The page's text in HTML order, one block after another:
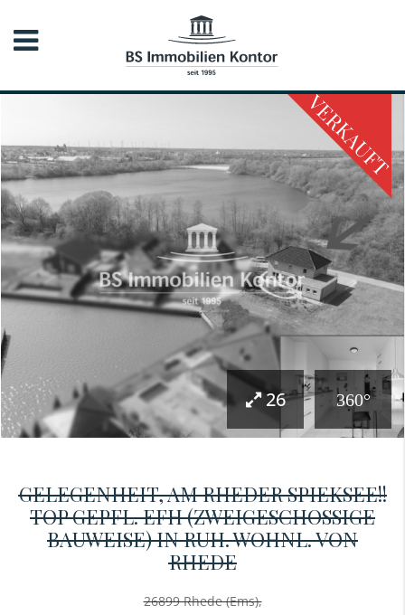
VERKAUFT
26 360°
GELEGENHEIT, AM RHEDER SPIEKSEE!!
TOP GEPFL. EFH (ZWEIGESCHOSSIGE
BAUWEISE) IN RUH. WOHNL. VON
RHEDE
26899 Rhede (Ems),